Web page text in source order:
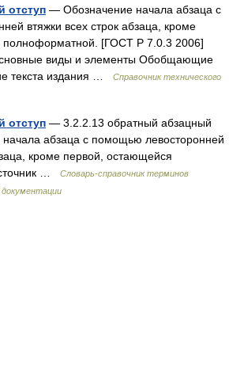
отступ — Обозначение начала абзаца с
втяжки всех строк абзаца, кроме
полноформатной. [ГОСТ Р 7.0.3 2006]
виды и элементы Обобщающие
текста издания …
Справочник технического
отступ — 3.2.2.13 обратный абзацный
начала абзаца с помощью левосторонней
кроме первой, остающейся
…
Словарь-справочник терминов